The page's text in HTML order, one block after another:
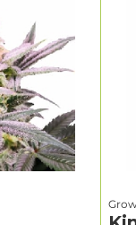
como Iced
para un
elevado y
clásicas como